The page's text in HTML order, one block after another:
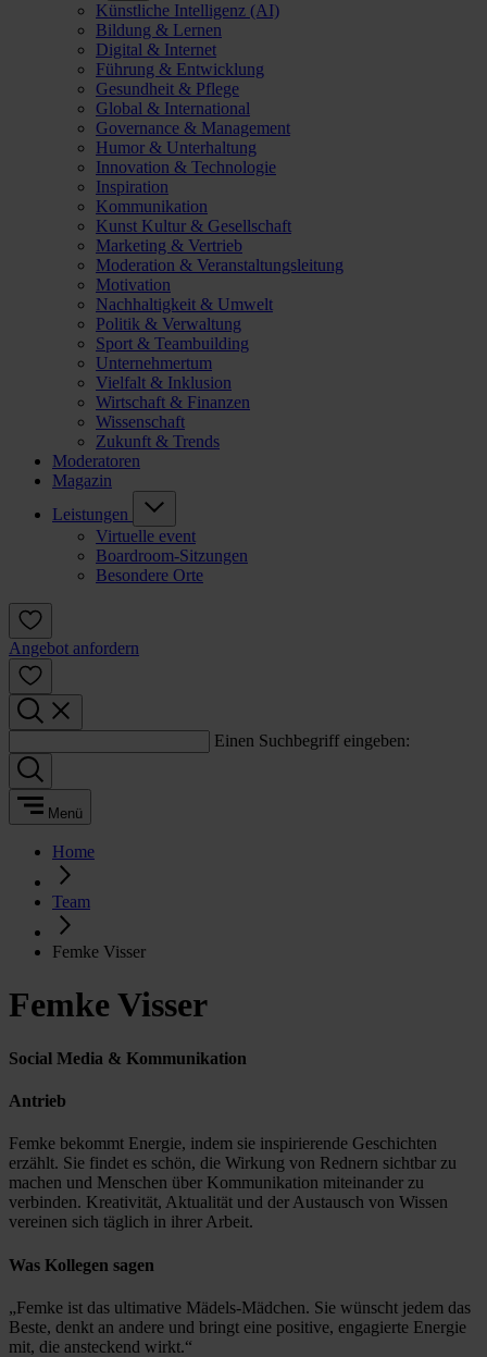
Künstliche Intelligenz (AI)
Bildung & Lernen
Digital & Internet
Führung & Entwicklung
Gesundheit & Pflege
Global & International
Governance & Management
Humor & Unterhaltung
Innovation & Technologie
Inspiration
Kommunikation
Kunst Kultur & Gesellschaft
Marketing & Vertrieb
Moderation & Veranstaltungsleitung
Motivation
Nachhaltigkeit & Umwelt
Politik & Verwaltung
Sport & Teambuilding
Unternehmertum
Vielfalt & Inklusion
Wirtschaft & Finanzen
Wissenschaft
Zukunft & Trends
Moderatoren
Magazin
Leistungen
Virtuelle event
Boardroom-Sitzungen
Besondere Orte
Angebot anfordern
Einen Suchbegriff eingeben:
Menü
Home
Team
Femke Visser
Femke Visser
Social Media & Kommunikation
Antrieb
Femke bekommt Energie, indem sie inspirierende Geschichten
erzählt. Sie findet es schön, die Wirkung von Rednern sichtbar zu
machen und Menschen über Kommunikation miteinander zu
verbinden. Kreativität, Aktualität und der Austausch von Wissen
vereinen sich täglich in ihrer Arbeit.
Was Kollegen sagen
„Femke ist das ultimative Mädels-Mädchen. Sie wünscht jedem das
Beste, denkt an andere und bringt eine positive, engagierte Energie
mit, die ansteckend wirkt.“